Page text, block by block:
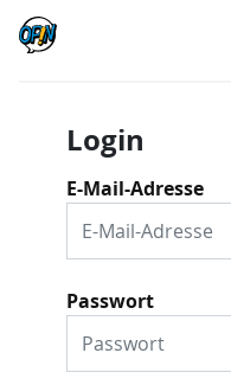
Login
E-Mail-Adresse
Passwort